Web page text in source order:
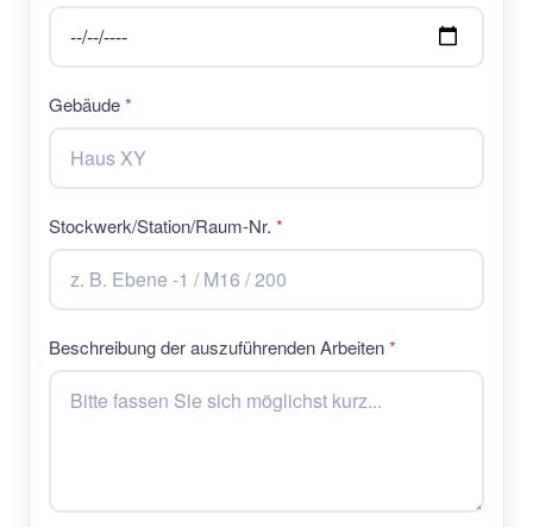
Gebäude
Stockwerk/Station/Raum-Nr.
Beschreibung der auszuführenden Arbeiten